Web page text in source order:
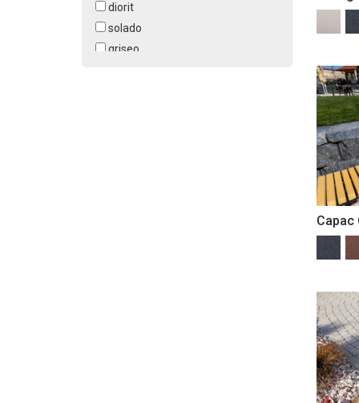
structurata monocrom
diorit
solado
griseo
Capac